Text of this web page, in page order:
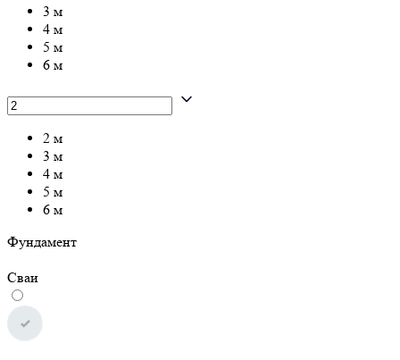
3 м
4 м
5 м
6 м
2 м
3 м
4 м
5 м
6 м
Фундамент
Сваи